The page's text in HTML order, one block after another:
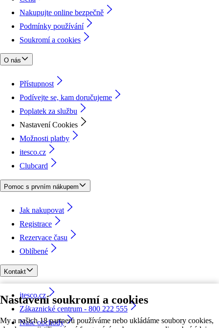
Nastavení soukromí a cookies
My a našich 18 partnerů používáme nebo ukládáme soubory cookies,
Nakupujte online bezpečně
Podmínky používání
Soukromí a cookies
O nás
Přístupnost
Podívejte se, kam doručujeme
Poplatek za službu
Nastavení Cookies
Možnosti platby
itesco.cz
Clubcard
Pomoc s prvním nákupem
Jak nakupovat
Registrace
Rezervace času
Oblíbené
Kontakt
itesco.cz
Zákaznické centrum - 800 222 555
Naše obchody